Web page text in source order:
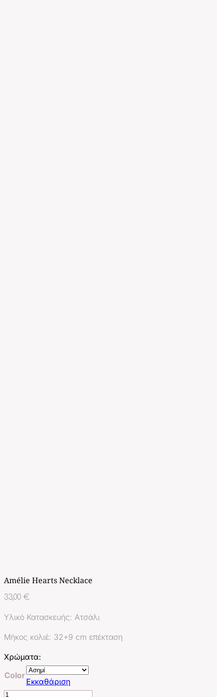
Amélie Hearts Necklace
33,00 €
Υλικό Κατασκευής: Aτσάλι
Μήκος κολιέ: 32+9 cm επέκταση
Χρώματα:
Color
Εκκαθάριση
Amélie